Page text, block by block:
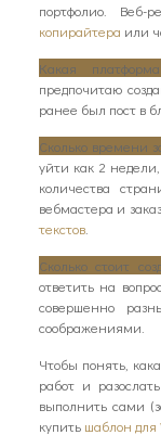
портфолио.
копирайтера или
Какая
предпочитаю
ранее был пост в
Сколько времени
уйти как 2
количества
вебмастера и
текстов.
Сколько стоит
ответить на
совершенно
соображениями.
Чтобы понять,
работ и
выполнить сами
купить шаблон для